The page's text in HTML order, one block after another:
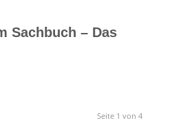
Sachbuch – Das
Seite 1 von 4